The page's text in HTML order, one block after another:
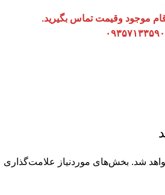
موجود وقیمت تماس بگیرید.
۰۹۳۵۷۱۳۳۵۹۰
شد. بخش‌های موردنیاز علامت‌گذاری